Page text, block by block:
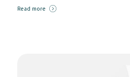
Read more